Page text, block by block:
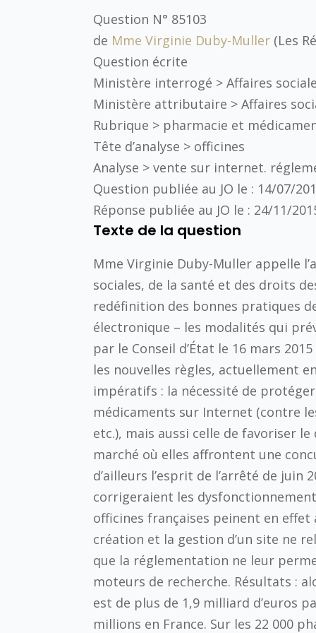
Question N° 85103
de Mme Virginie Duby-Muller (Les
Question écrite
Ministère interrogé > Affaires
Ministère attributaire > Affaires
Rubrique > pharmacie et
Tête d’analyse > officines
Analyse > vente sur internet.
Question publiée au JO le : 14/07/
Réponse publiée au JO le : 24/11/
Texte de la question
Mme Virginie Duby-Muller appelle
sociales, de la santé et des droits
redéfinition des bonnes pratiques
électronique – les modalités qui
par le Conseil d’État le 16 mars
les nouvelles règles, actuellement
impératifs : la nécessité de
médicaments sur Internet (contre
etc.), mais aussi celle de favoriser
marché où elles affrontent une
d’ailleurs l’esprit de l’arrêté de juin
corrigeraient les
officines françaises peinent en
création et la gestion d’un site ne
que la réglementation ne leur
moteurs de recherche. Résultats :
est de plus de 1,9 milliard d’euros
millions en France. Sur les 22 000